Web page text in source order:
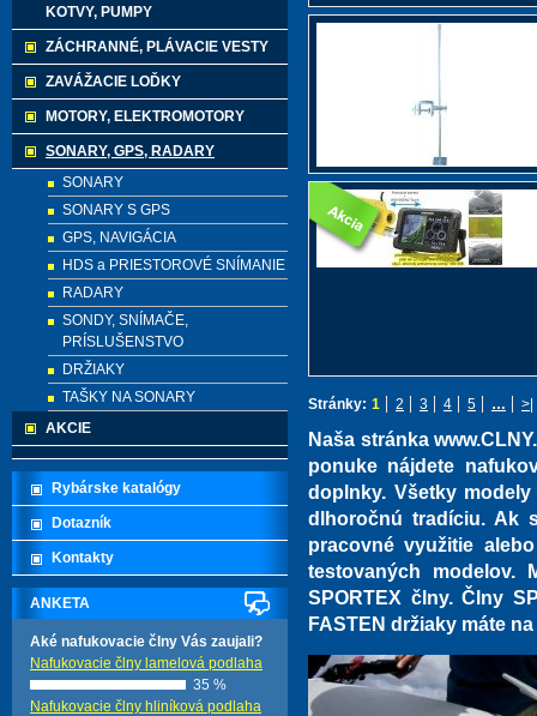
Stránky: 1 2 3 4 5 … >|
Naša stránka
ponuke nájdete
doplnky. Všetky
dlhoročnú tradíciu. Ak
pracovné využitie
testovaných modelov.
SPORTEX člny. Člny
FASTEN držiaky máte
KOTVY, PUMPY
ZÁCHRANNÉ, PLÁVACIE VESTY
ZAVÁŽACIE LOĎKY
MOTORY, ELEKTROMOTORY
SONARY, GPS, RADARY
SONARY
SONARY S GPS
GPS, NAVIGÁCIA
HDS a PRIESTOROVÉ SNÍMANIE
RADARY
SONDY, SNÍMAČE,
PRÍSLUŠENSTVO
DRŽIAKY
TAŠKY NA SONARY
AKCIE
Rybárske katalógy
Dotazník
Kontakty
ANKETA
Aké nafukovacie člny Vás zaujali?
Nafukovacie člny lamelová podlaha
35 %
Nafukovacie člny hliníková podlaha